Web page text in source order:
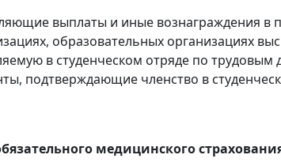
выплаты и иные вознаграждения в
образовательных организациях
в студенческом отряде по трудовым
подтверждающие членство в
медицинского